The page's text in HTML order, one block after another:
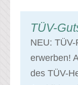
TÜV-
NEU:
erwerben!
des TÜV-